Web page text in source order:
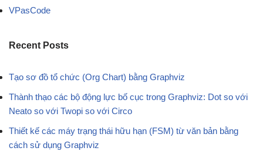
VPasCode
Recent Posts
Tạo sơ đồ tổ chức (Org Chart) bằng Graphviz
Thành thạo các bộ động lực bố cục trong Graphviz: Dot so với
Neato so với Twopi so với Circo
Thiết kế các máy trạng thái hữu hạn (FSM) từ văn bản bằng
cách sử dụng Graphviz